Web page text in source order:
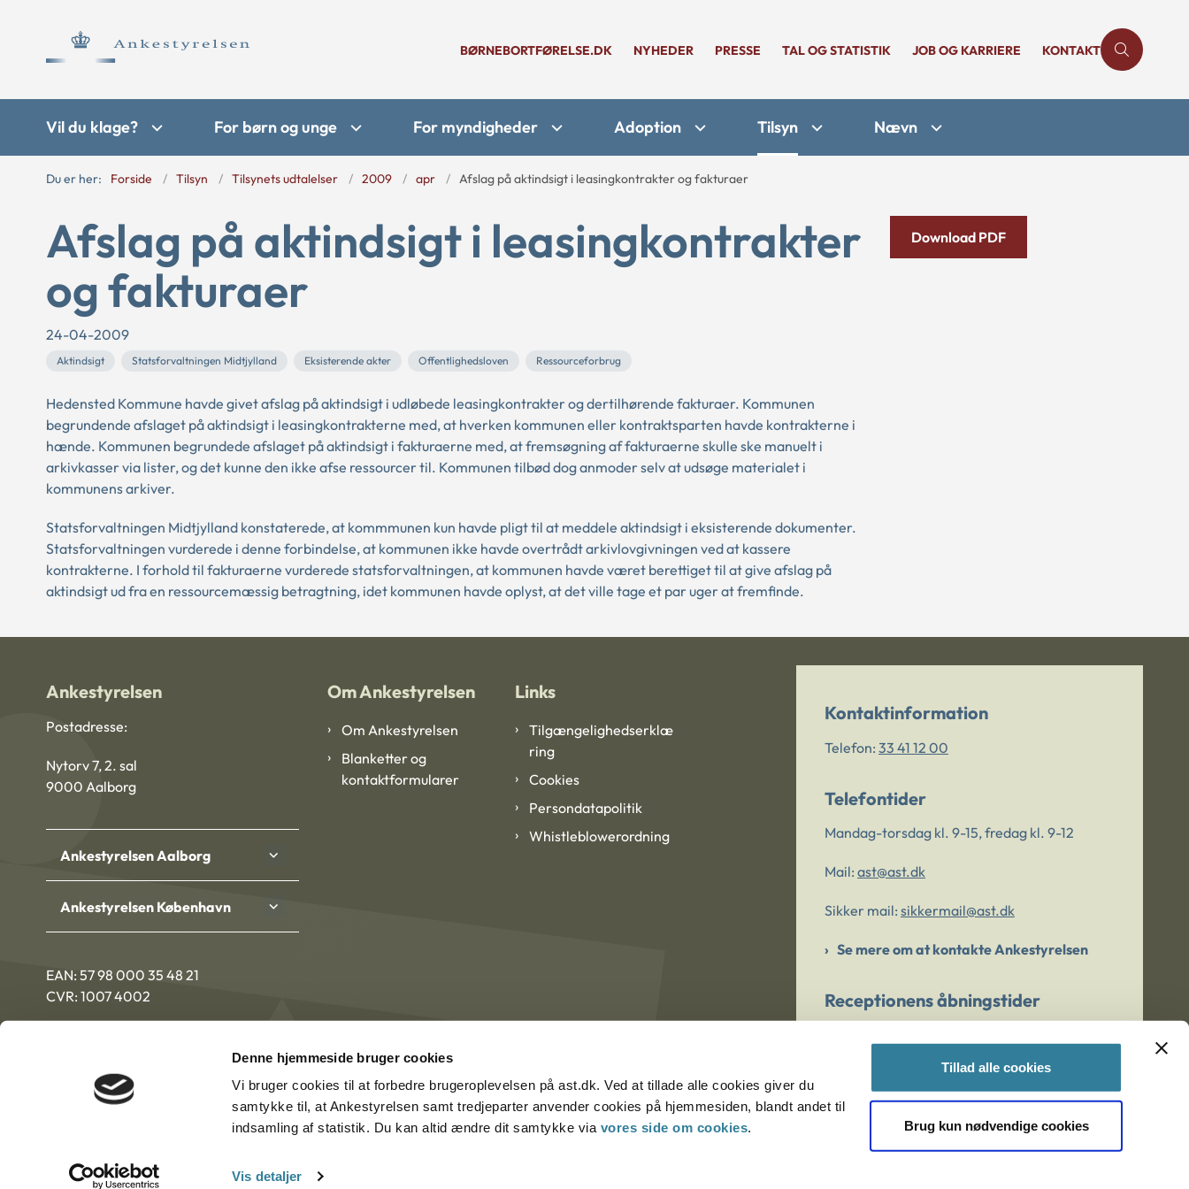
Denne hjemmeside bruger cookies
Vi bruger cookies til at forbedre brugeroplevelsen på ast.dk. Ved at tillade alle cookies giver du
samtykke til, at Ankestyrelsen samt tredjeparter anvender cookies på hjemmesiden, blandt andet til
indsamling af statistik. Du kan altid ændre dit samtykke via vores side om cookies.
Vis detaljer
Tillad alle cookies
Brug kun nødvendige cookies
BØRNEBORTFØRELSE.DK NYHEDER PRESSE TAL OG STATISTIK JOB OG KARRIERE KONTAKT
Vil du klage? For børn og unge For myndigheder Adoption Tilsyn Nævn
Du er her: Forside Tilsyn Tilsynets udtalelser 2009 apr Afslag på aktindsigt i leasingkontrakter og fakturaer
Afslag på aktindsigt i leasingkontrakter
og fakturaer
24-04-2009
Aktindsigt Statsforvaltningen Midtjylland Eksisterende akter Offentlighedsloven Ressourceforbrug
Hedensted Kommune havde givet afslag på aktindsigt i udløbede leasingkontrakter og dertilhørende fakturaer. Kommunen
begrundende afslaget på aktindsigt i leasingkontrakterne med, at hverken kommunen eller kontraktsparten havde kontrakterne i
hænde. Kommunen begrundede afslaget på aktindsigt i fakturaerne med, at fremsøgning af fakturaerne skulle ske manuelt i
arkivkasser via lister, og det kunne den ikke afse ressourcer til. Kommunen tilbød dog anmoder selv at udsøge materialet i
kommunens arkiver.
Statsforvaltningen Midtjylland konstaterede, at kommmunen kun havde pligt til at meddele aktindsigt i eksisterende dokumenter.
Statsforvaltningen vurderede i denne forbindelse, at kommunen ikke havde overtrådt arkivlovgivningen ved at kassere
kontrakterne. I forhold til fakturaerne vurderede statsforvaltningen, at kommunen havde været berettiget til at give afslag på
aktindsigt ud fra en ressourcemæssig betragtning, idet kommunen havde oplyst, at det ville tage et par uger at fremfinde.
Download PDF
Ankestyrelsen
Postadresse:
Nytorv 7, 2. sal
9000 Aalborg
Ankestyrelsen Aalborg
Ankestyrelsen København
EAN: 57 98 000 35 48 21
CVR: 1007 4002
Om Ankestyrelsen
Om Ankestyrelsen
Blanketter og
kontaktformularer
Links
Tilgængelighedserklæ
ring
Cookies
Persondatapolitik
Whistleblowerordning
Kontaktinformation
Telefon: 33 41 12 00
Telefontider
Mandag-torsdag kl. 9-15, fredag kl. 9-12
Mail: ast@ast.dk
Sikker mail: sikkermail@ast.dk
Se mere om at kontakte Ankestyrelsen
Receptionens åbningstider
Er du bekymret for et barn/en ung?